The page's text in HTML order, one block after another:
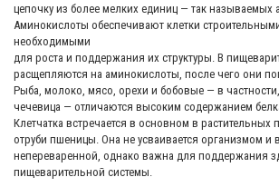
цепочку из более мелких единиц — так называемых
Аминокислоты обеспечивают клетки
необходимыми
для роста и поддержания их структуры. В
расщепляются на аминокислоты, после чего они
Рыба, молоко, мясо, орехи и бобовые — в
чечевица — отличаются высоким содержанием
Клетчатка встречается в основном в растительных
отруби пшеницы. Она не усваивается организмом и
непереваренной, однако важна для поддержания
пищеварительной системы.